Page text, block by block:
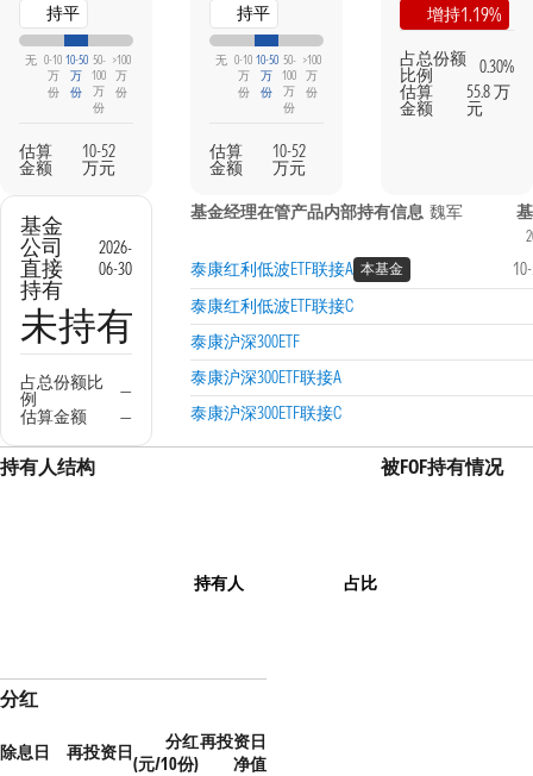
持平
无 0-10
万
份
10-50
万
份
50-
100
万
份
>100
万
份
估算
金额
10-52
万元
持平
无 0-10
万
份
10-50
万
份
50-
100
万
份
>100
万
份
估算
金额
10-52
万元
增持1.19%
占总份额
比例
0.30%
估算
金额
55.8 万
元
基金
公司
直接
持有
2026-
06-30
未持有
占总份额比
例
—
估算金额
—
基金经理在管产品内部持有信息 魏军
泰康红利低波ETF联接A 本基金
泰康红利低波ETF联接C
泰康沪深300ETF
泰康沪深300ETF联接A
泰康沪深300ETF联接C
持有人结构
持有人 占比
被FOF持有情况
分红
除息日 再投资日
分红
(元/10份)
再投资日
净值